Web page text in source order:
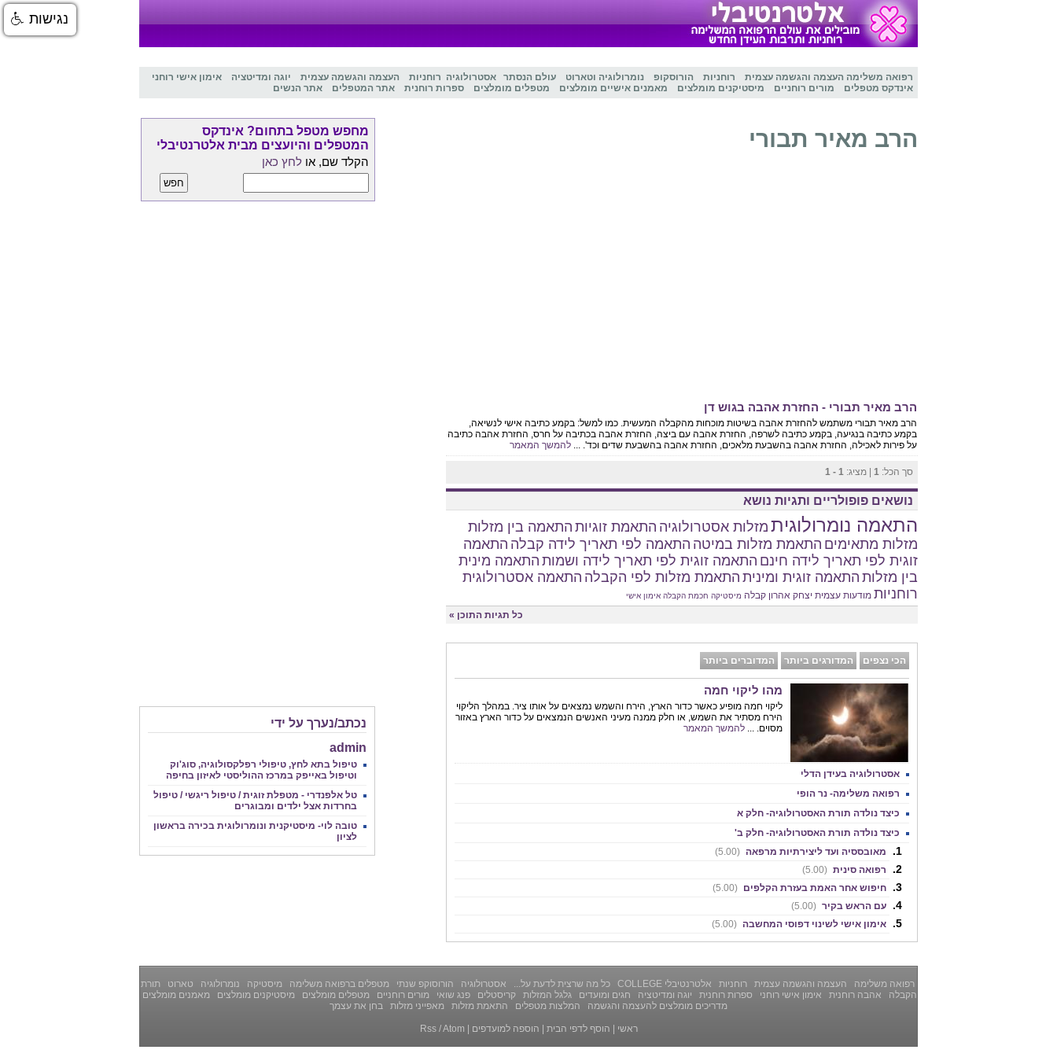
רפואה משלימה העצמה והגשמה עצמית רוחניות הורוסקופ נומרולוגיה וטארוט עולם הנסתר אסטרולוגיה רוחניות העצמה והגשמה עצמית יוגה ומדיטציה
אימון אישי רוחני
אינדקס מטפלים
מורים רוחניים מיסטיקנים מומלצים מאמנים אישיים מומלצים מטפלים מומלצים ספרות רוחנית אתר המטפלים אתר הנשים
הרב מאיר תבורי
הרב מאיר תבורי - החזרת אהבה בגוש דן
הרב מאיר תבורי משתמש להחזרת אהבה בשיטות מוכחות מהקבלה המעשית. כמו למשל: בקמע כתיבה אישי לנשיאה,
בקמע כתיבה בנגיעה, בקמע כתיבה לשרפה, החזרת אהבה עם ביצה, החזרת אהבה בכתיבה על חרס, החזרת אהבה כתיבה
על פירות לאכילה, החזרת אהבה בהשבעת מלאכים, החזרת אהבה בהשבעת שדים וכד'. ... להמשך המאמר
סך הכל: 1 | מציג: 1 - 1
נושאים פופולריים ותגיות נושא
התאמה נומרולוגית מזלות אסטרולוגיה התאמת זוגיות התאמה בין מזלות
מזלות מתאימים התאמת מזלות במיטה התאמה לפי תאריך לידה קבלה התאמה
זוגית לפי תאריך לידה חינם התאמה זוגית לפי תאריך לידה ושמות התאמה מינית
בין מזלות התאמה זוגית ומינית התאמת מזלות לפי הקבלה התאמה אסטרולוגית
רוחניות מודעות עצמית יצחק אהרון קבלה מיסטיקה חכמת הקבלה אימון אישי
כל תגיות התוכן »
הכי נצפים המדורגים ביותר המדוברים ביותר
מהו ליקוי חמה
ליקוי חמה מופיע כאשר כדור הארץ, הירח והשמש נמצאים על אותו ציר. במהלך הליקוי
הירח מסתיר את השמש, או חלק ממנה מעיני האנשים הנמצאים על כדור הארץ באזור
מסוים. ... להמשך המאמר
אסטרולוגיה בעידן הדלי
רפואה משלימה- נר הופי
כיצד נולדה תורת האסטרולוגיה- חלק א
כיצד נולדה תורת האסטרולוגיה- חלק ב'
מאובססיה ועד ליצירתיות מרפאה (5.00)
רפואה סינית (5.00)
חיפוש אחר האמת בעזרת הקלפים (5.00)
עם הראש בקיר (5.00)
אימון אישי לשינוי דפוסי המחשבה (5.00)
מחפש מטפל בתחום? אינדקס
המטפלים והיועצים מבית אלטרנטיבלי
הקלד שם, או לחץ כאן
נכתב/נערך על ידי
admin
טיפול בתא לחץ, טיפולי רפלקסולוגיה, סוג'וק
וטיפול באייפק במרכז ההוליסטי לאיזון בחיפה
טל אלפנדרי - מטפלת זוגית / טיפול ריגשי / טיפול
בחרדות אצל ילדים ומבוגרים
טובה לוי- מיסטיקנית ונומרולוגית בכירה בראשון
לציון
רפואה משלימה העצמה והגשמה עצמית רוחניות אלטרנטיבלי COLLEGE כל מה שרצית לדעת על... אסטרולוגיה הורוסוקפ שנתי מטפלים ברפואה משלימה מיסטיקה נומרולוגיה טארוט
תורת
הקבלה
אהבה רוחנית אימון אישי רוחני ספרות רוחנית יוגה ומדיטציה חגים ומועדים גלגל המזלות קריסטלים פנג שואי מורים רוחניים מטפלים מומלצים מיסטיקנים מומלצים
מאמנים מומלצים
מדריכים מומלצים להעצמה והגשמה
המלצות מטפלים התאמת מזלות מאפייני מזלות בחן את עצמך
ראשי הוסף לדפי הבית הוספה למועדפים Rss/Atom
נגישות